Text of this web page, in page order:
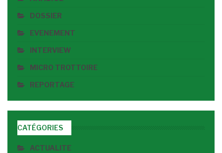
DOSSIER
EVENEMENT
INTERVIEW
MICRO TROTTOIRE
REPORTAGE
CATÉGORIES
ACTUALITE